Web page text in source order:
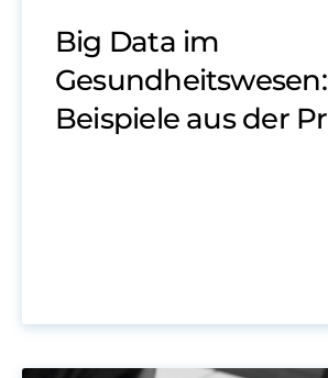
Big Data im
Beispiele aus der